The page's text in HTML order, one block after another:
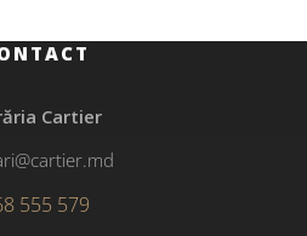
Cartier
555 579